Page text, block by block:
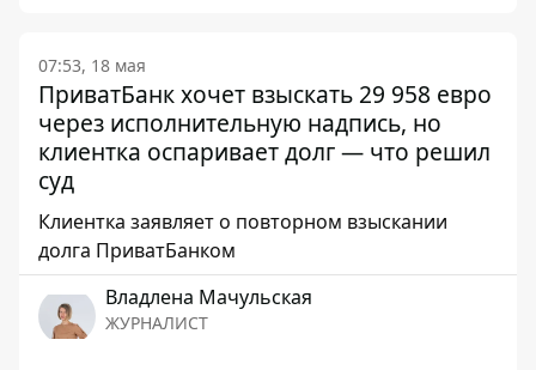
07:53, 18 мая
ПриватБанк хочет взыскать 29 958 евро
через исполнительную надпись, но
клиентка оспаривает долг — что решил
суд
Клиентка заявляет о повторном взыскании
долга ПриватБанком
Владлена Мачульская
ЖУРНАЛИСТ